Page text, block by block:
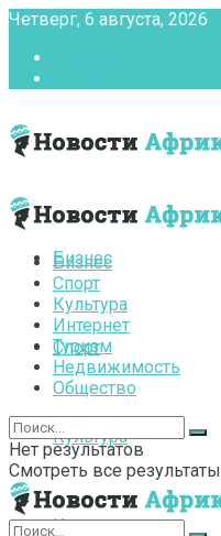
Четверг, 6 августа, 2026
Бизнес
Спорт
Культура
Интернет
Бизнес
Спорт
Культура
Интернет
Туризм
Недвижимость
Общество
Нет результатов
Смотреть все результаты